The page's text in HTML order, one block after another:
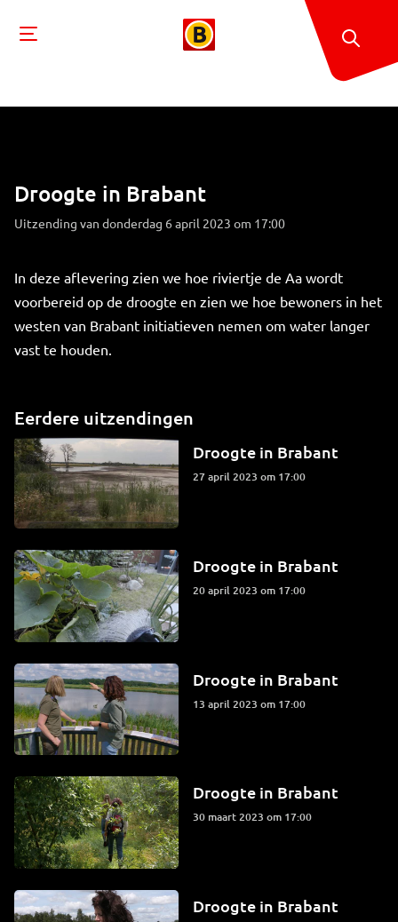
Droogte in Brabant
Uitzending van donderdag 6 april 2023 om 17:00
In deze aflevering zien we hoe riviertje de Aa wordt
voorbereid op de droogte en zien we hoe bewoners in het
westen van Brabant initiatieven nemen om water langer
vast te houden.
Eerdere uitzendingen
Droogte in Brabant
27 april 2023 om 17:00
Droogte in Brabant
20 april 2023 om 17:00
Droogte in Brabant
13 april 2023 om 17:00
Droogte in Brabant
30 maart 2023 om 17:00
Droogte in Brabant